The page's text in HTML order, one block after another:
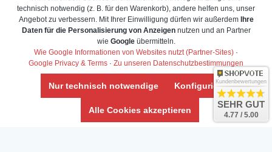
Bonuspunkte
Über uns
Zahlarten
Blog
Züchter-Ankauf
Content anbieten
Kontaktformular
Influencer
Abholung
technisch notwendig (z. B. für den Warenkorb), andere helfen uns, unser
Angebot zu verbessern. Mit Ihrer Einwilligung dürfen wir außerdem Ihre
Daten für die Personalisierung von Anzeigennutzen und an Partner
wie Googleübermitteln.
Wie Google Informationen von Websites nutzt (Partner-Sites) ·
Google Privacy & Terms · Zu unseren Datenschutzbestimmungen
Nur technisch notwendige Konfigurieren
Alle Cookies akzeptieren
Kundenbewertungen
SEHR GUT
4.77 / 5.00